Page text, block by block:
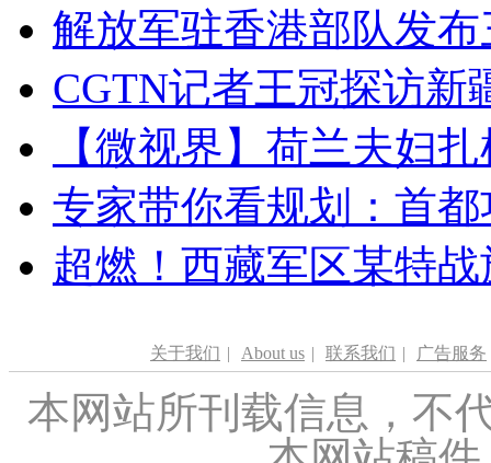
解放军驻香港部队发
CGTN记者王冠探访新
【微视界】荷兰夫妇
专家带你看规划：首
超燃！西藏军区某特
关于我们 | About us | 联系我们 | 广告服务
本网站所刊载信息，不